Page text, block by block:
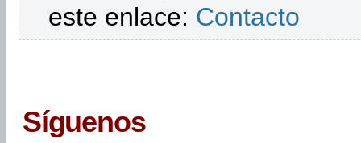
este enlace: Contacto
Síguenos